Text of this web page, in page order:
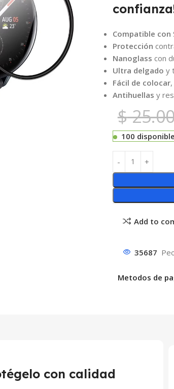
Compatible con
Protección
Nanoglass con
Ultra delgado y
Fácil de colocar
Antihuellas y
$
100
Add to
35687
Metodos de
con calidad